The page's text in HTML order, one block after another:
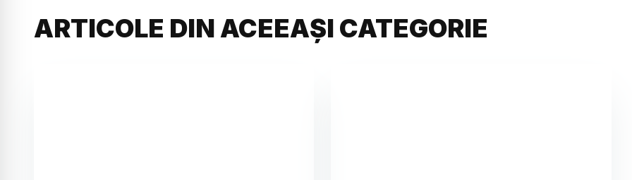
ARTICOLE DIN ACEEAȘI CATEGORIE